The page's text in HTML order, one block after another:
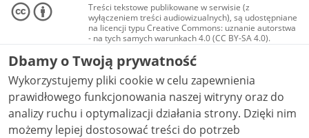
Treści tekstowe publikowane w serwisie (z
wyłączeniem treści audiowizualnych), są udostępniane
na licencji typu Creative Commons: uznanie autorstwa
- na tych samych warunkach 4.0 (CC BY-SA 4.0).
Materiały audiowizualne, w tym zdjęcia, materiały
audio i wideo, są udostępniane na licencji typu
Creative Commons: uznanie autorstwa użycie
niekomercyjne - bez utworów zależnych 4.0 (CC BY-
NC-ND 4.0), o ile nie jest to stwierdzone inaczej.
Dbamy o Twoją prywatność
Wykorzystujemy pliki cookie w celu zapewnienia
prawidłowego funkcjonowania naszej witryny oraz do
analizy ruchu i optymalizacji działania strony. Dzięki nim
możemy lepiej dostosować treści do potrzeb